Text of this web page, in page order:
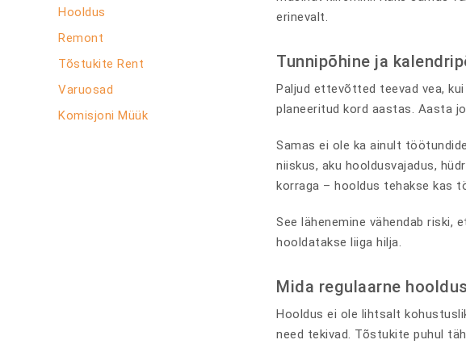
erinevalt.
Tunnipõhine ja
Paljud ettevõtted teevad vea,
planeeritud kord aastas. Aasta
Samas ei ole ka ainult
niiskus, aku hooldusvajadus,
korraga – hooldus tehakse kas
See lähenemine vähendab riski,
hooldatakse liiga hilja.
Mida regulaarne
Hooldus ei ole lihtsalt
need tekivad. Tõstukite puhul
Hooldus
Remont
Tõstukite Rent
Varuosad
Komisjoni Müük